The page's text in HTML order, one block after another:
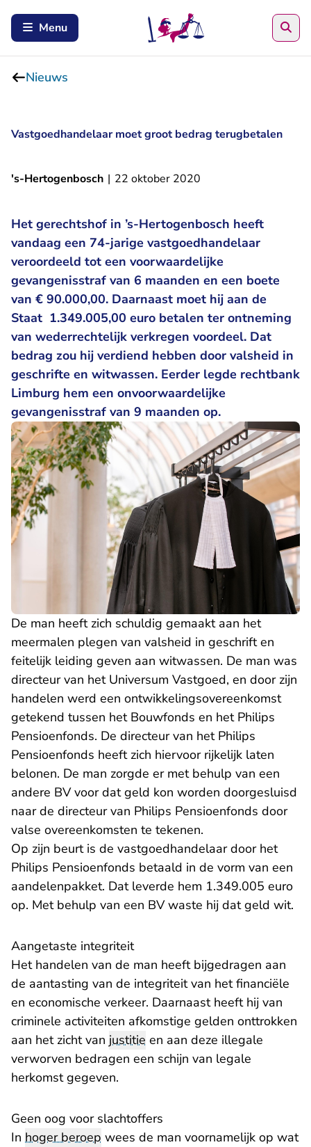
Menu
Nieuws
Vastgoedhandelaar moet groot bedrag terugbetalen
's-Hertogenbosch | 22 oktober 2020
Het gerechtshof in ’s-Hertogenbosch heeft
vandaag een 74-jarige vastgoedhandelaar
veroordeeld tot een voorwaardelijke
gevangenisstraf van 6 maanden en een boete
van € 90.000,00. Daarnaast moet hij aan de
Staat 1.349.005,00 euro betalen ter ontneming
van wederrechtelijk verkregen voordeel. Dat
bedrag zou hij verdiend hebben door valsheid in
geschrifte en witwassen. Eerder legde rechtbank
Limburg hem een onvoorwaardelijke
gevangenisstraf van 9 maanden op.
De man heeft zich schuldig gemaakt aan het
meermalen plegen van valsheid in geschrift en
feitelijk leiding geven aan witwassen. De man was
directeur van het Universum Vastgoed, en door zijn
handelen werd een ontwikkelingsovereenkomst
getekend tussen het Bouwfonds en het Philips
Pensioenfonds. De directeur van het Philips
Pensioenfonds heeft zich hiervoor rijkelijk laten
belonen. De man zorgde er met behulp van een
andere BV voor dat geld kon worden doorgesluisd
naar de directeur van Philips Pensioenfonds door
valse overeenkomsten te tekenen.
Op zijn beurt is de vastgoedhandelaar door het
Philips Pensioenfonds betaald in de vorm van een
aandelenpakket. Dat leverde hem 1.349.005 euro
op. Met behulp van een BV waste hij dat geld wit.
Aangetaste integriteit
Het handelen van de man heeft bijgedragen aan
de aantasting van de integriteit van het financiële
en economische verkeer. Daarnaast heeft hij van
criminele activiteiten afkomstige gelden onttrokken
aan het zicht van justitie en aan deze illegale
verworven bedragen een schijn van legale
herkomst gegeven.
Geen oog voor slachtoffers
In hoger beroep wees de man voornamelijk op wat